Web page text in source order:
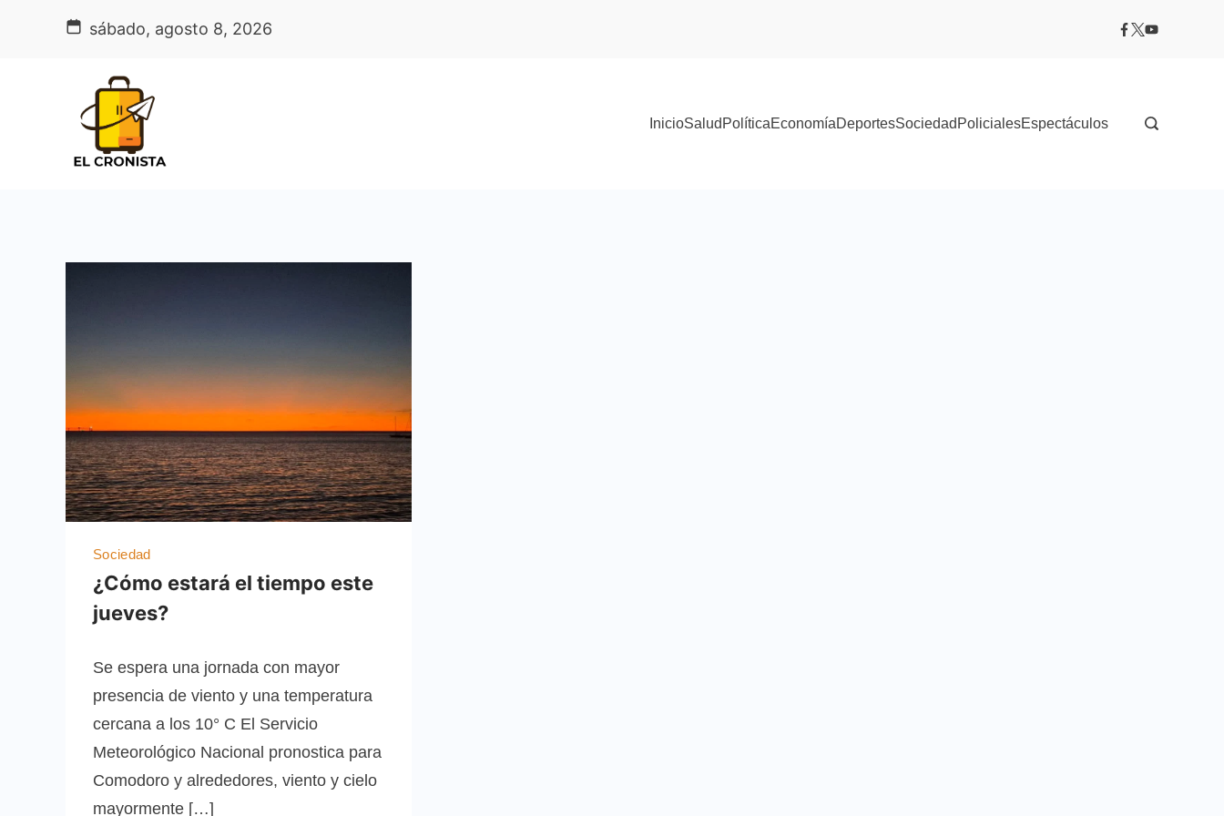
sábado, agosto 8, 2026
InicioSalud PolíticaEconomíaDeportesSociedad PolicialesEspectáculos
Sociedad
¿Cómo estará el tiempo este
jueves?
Se espera una jornada con mayor
presencia de viento y una temperatura
cercana a los 10° C El Servicio
Meteorológico Nacional pronostica para
Comodoro y alrededores, viento y cielo
mayormente […]